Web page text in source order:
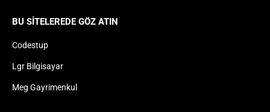
BU SITELEREDE GÖZ ATIN
Codestup
Lgr Bilgisayar
Meg Gayrimenkul